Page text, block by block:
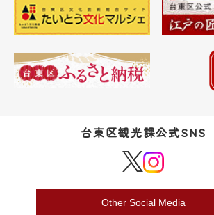
台東区観光課公式SNS
Other Social Media